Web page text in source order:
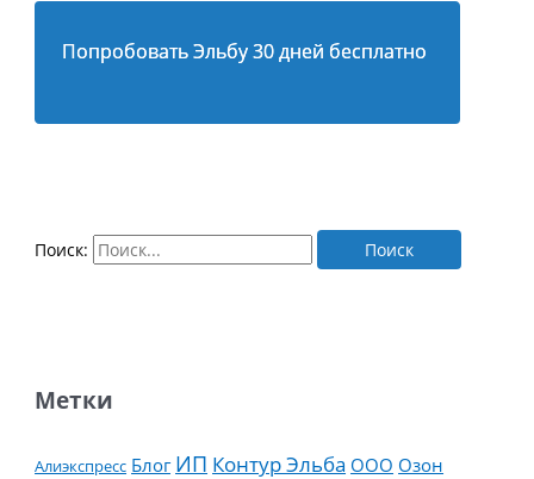
Попробовать Эльбу 30 дней бесплатно
Поиск:
Метки
Алиэкспресс Блог ИП Контур Эльба ООО Озон